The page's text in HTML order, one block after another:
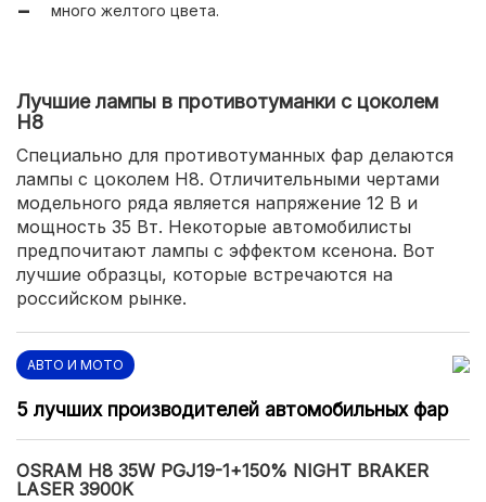
много желтого цвета.
Лучшие лампы в противотуманки с цоколем
H8
Специально для противотуманных фар делаются
лампы с цоколем H8. Отличительными чертами
модельного ряда является напряжение 12 В и
мощность 35 Вт. Некоторые автомобилисты
предпочитают лампы с эффектом ксенона. Вот
лучшие образцы, которые встречаются на
российском рынке.
АВТО И МОТО
5 лучших производителей автомобильных фар
OSRAM H8 35W PGJ19-1+150% NIGHT BRAKER
LASER 3900K